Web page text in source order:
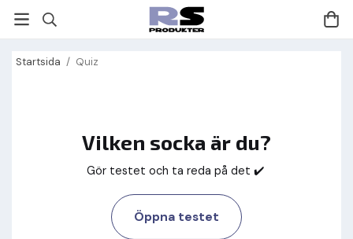
Startsida / Quiz
Vilken socka är du?
Gör testet och ta reda på det ✔️
Öppna testet